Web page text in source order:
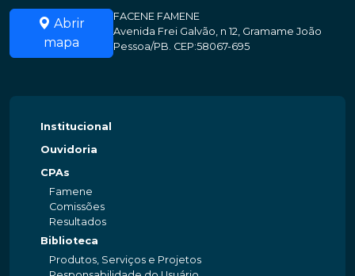
Abrir
mapa
FACENE FAMENE
Avenida Frei Galvão, n 12, Gramame João
Pessoa/PB. CEP:58067-695
Institucional
Ouvidoria
CPAs
Famene
Comissões
Resultados
Biblioteca
Produtos, Serviços e Projetos